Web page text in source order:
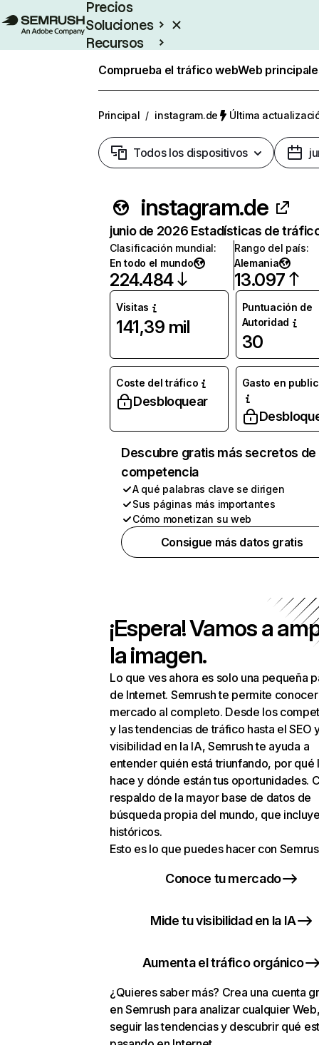
Precios
Soluciones
Recursos
Comprueba el tráfico webWeb
Principal / instagram.de Última
Todos los dispositivos
instagram.de
junio de 2026 Estadísticas de
Clasificación mundial:
En todo el mundo
224.484
Rango del país:
Alemania
13.097
Visitas
141,39 mil
Puntuación de
Autoridad
30
Coste del tráfico
Desbloquear
Gasto en
Descubre gratis más secretos de
competencia
A qué palabras clave se dirigen
Sus páginas más importantes
Cómo monetizan su web
Consigue más datos gratis
¡Espera! Vamos a
la imagen.
Lo que ves ahora es solo una pequeña
de Internet. Semrush te permite
mercado al completo. Desde los
y las tendencias de tráfico hasta el SEO
visibilidad en la IA, Semrush te ayuda a
entender quién está triunfando, por qué
hace y dónde están tus oportunidades.
respaldo de la mayor base de datos de
búsqueda propia del mundo, que
históricos.
Esto es lo que puedes hacer con
Conoce tu mercado
Mide tu visibilidad en la IA
Aumenta el tráfico orgánico
¿Quieres saber más? Crea una cuenta
en Semrush para analizar cualquier
seguir las tendencias y descubrir qué